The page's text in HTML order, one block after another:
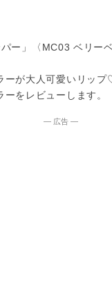
ー」〈MC03 ベリー
ーが大人可愛いリッ
をレビューします。
― 広告 ―